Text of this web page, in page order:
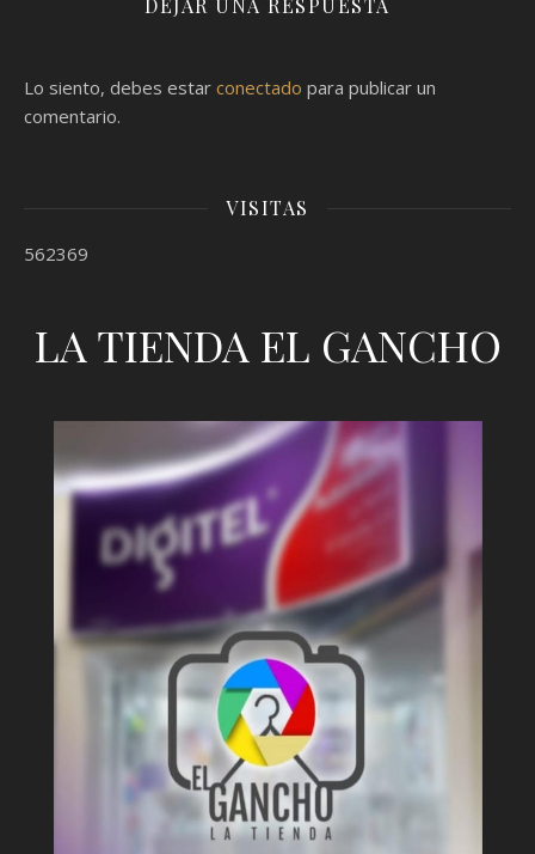
DEJAR UNA RESPUESTA
Lo siento, debes estar conectado para publicar un
comentario.
VISITAS
562369
LA TIENDA EL GANCHO